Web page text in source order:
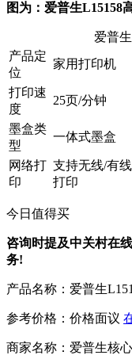
图为：爱普生L15158
爱普
产品定
位
家用打印机
打印速
度
25页/分钟
墨盒类
型
一体式墨盒
网络打
印
支持无线/有
打印
今日值得买
咨询时提及中关村在
务!
产品名称： 爱普生
参考价格： 价格面议
商家名称： 爱普生核